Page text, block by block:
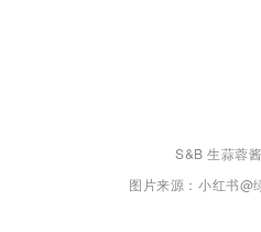
S&B 生蒜蓉
图片来源：小红书@